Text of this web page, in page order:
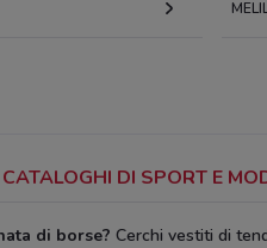
DI SPORT E
di borse? Cerchi vestiti di